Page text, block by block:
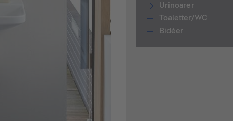
Urinoarer
Toaletter/WC
Bidéer